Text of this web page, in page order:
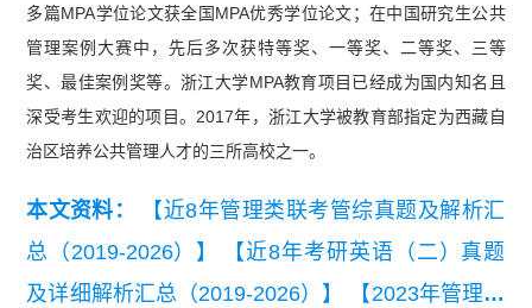
多篇MPA学位论文获全国MPA优秀学位论文；在中国研究生公共
管理案例大赛中，先后多次获特等奖、一等奖、二等奖、三等
奖、最佳案例奖等。浙江大学MPA教育项目已经成为国内知名且
深受考生欢迎的项目。2017年，浙江大学被教育部指定为西藏自
治区培养公共管理人才的三所高校之一。
本文资料：
【近8年管理类联考管综真题及解析汇
总（2019-2026）】
【近8年考研英语（二）真题
及详细解析汇总（2019-2026）】
【2023年管理联